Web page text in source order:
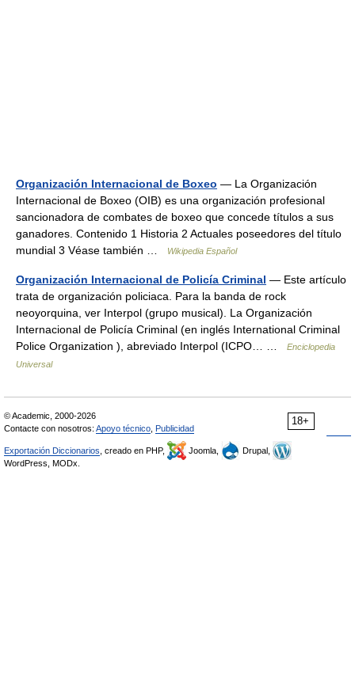
Organización Internacional de Boxeo — La Organización
Internacional de Boxeo (OIB) es una organización profesional
sancionadora de combates de boxeo que concede títulos a sus
ganadores. Contenido 1 Historia 2 Actuales poseedores del título
mundial 3 Véase también …
Wikipedia Español
Organización Internacional de Policía Criminal — Este artículo
trata de organización policiaca. Para la banda de rock
neoyorquina, ver Interpol (grupo musical). La Organización
Internacional de Policía Criminal (en inglés International Criminal
Police Organization ), abreviado Interpol (ICPO… …
Enciclopedia
Universal
18+
© Academic, 2000-2026
Contacte con nosotros: Apoyo técnico Publicidad
Exportación Diccionarios , creado en PHP, Joomla,
Drupal,
WordPress, MODx.